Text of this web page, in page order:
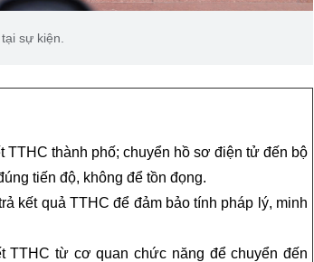
sự kiện.
thành phố; chuyển hồ sơ điện tử đến bộ
tiến độ, không để tồn đọng.
kết quả TTHC để đảm bảo tính pháp lý, minh
TTHC từ cơ quan chức năng để chuyển đến